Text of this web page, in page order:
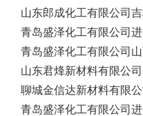
山东郎成化工有限公司
青岛盛泽化工有限公司
青岛盛泽化工有限公司
山东君烽新材料有限公司
聊城金信达新材料有限公
青岛盛泽化工有限公司